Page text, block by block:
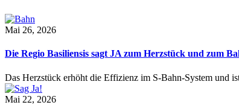
Mai 26, 2026
Die Regio Basiliensis sagt JA zum Herzstück und zum
Das Herzstück erhöht die Effizienz im S-Bahn-System und
Mai 22, 2026